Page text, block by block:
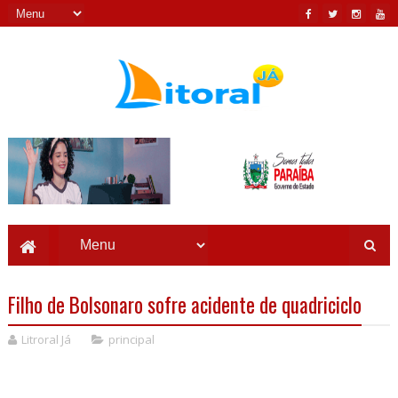
Filho de Bolsonaro sofre acidente de quadriciclo
Litroral Já principal